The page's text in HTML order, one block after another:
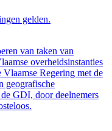
gelden.
van taken van
overheidsinstanties
Regering met de
geografische
GDI, door deelnemers